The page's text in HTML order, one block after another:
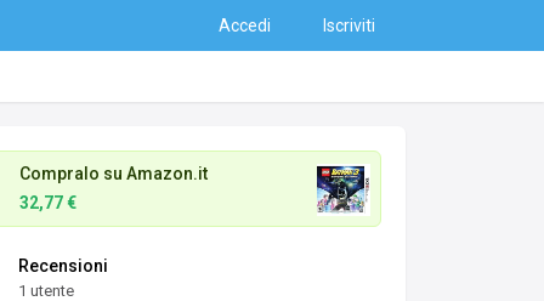
Accedi Iscriviti
Compralo su Amazon.it
32,77 €
Recensioni
1 utente